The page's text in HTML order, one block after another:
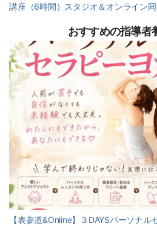
講座（6時間）スタジオ＆オンライン
おすすめの指導者
【表参道&Online】３DAYSパーソナ